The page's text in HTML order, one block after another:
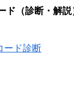
ド（診断・解説
ード診断